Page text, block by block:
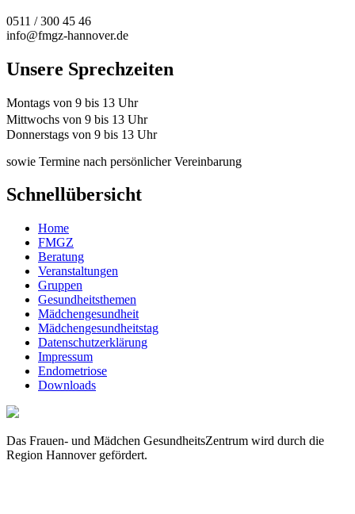
0511 / 300 45 46
info@fmgz-hannover.de
Unsere Sprechzeiten
Montags von 9 bis 13 Uhr
Mittwochs von 9 bis 13 Uhr
Donnerstags von 9 bis 13 Uhr
sowie Termine nach persönlicher Vereinbarung
Schnellübersicht
Home
FMGZ
Beratung
Veranstaltungen
Gruppen
Gesundheitsthemen
Mädchengesundheit
Mädchengesundheitstag
Datenschutzerklärung
Impressum
Endometriose
Downloads
Das Frauen- und Mädchen GesundheitsZentrum wird durch die
Region Hannover gefördert.